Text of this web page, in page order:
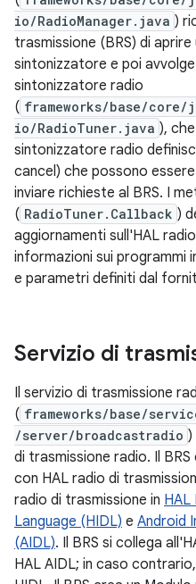
io/RadioManager.java )
trasmissione (BRS) di aprire
sintonizzatore e poi avvolge
sintonizzatore radio
( frameworks/base/
io/RadioTuner.java ),
sintonizzatore radio
cancel) che possono
inviare richieste al BRS. I
( RadioTuner.Callback )
aggiornamenti sull'HAL
informazioni sui programmi
e parametri definiti dal
Servizio di
Il servizio di trasmissione
( frameworks/base/
/server/broadcastradio
di trasmissione radio. Il
con HAL radio di
radio di trasmissione in
Language (HIDL) e Android
(AIDL). Il BRS si collega
HAL AIDL; in caso